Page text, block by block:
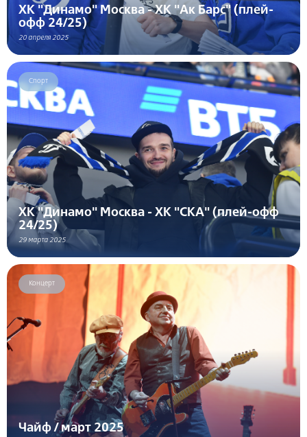
ХК "Динамо" Москва - ХК "Ак Барс" (плей-
офф 24/25)
20 апреля 2025
Спорт
ХК "Динамо" Москва - ХК "СКА" (плей-офф
24/25)
29 марта 2025
Концерт
Чайф / март 2025